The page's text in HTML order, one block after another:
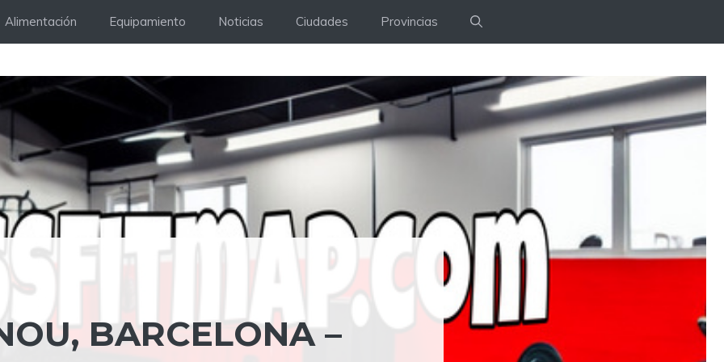
Alimentación Equipamiento Noticias Ciudades Provincias
BARCELONA –